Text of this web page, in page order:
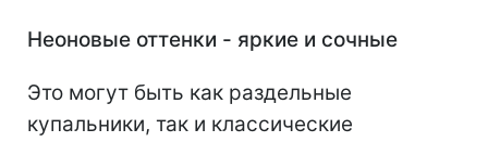
Неоновые оттенки - яркие и сочные
Это могут быть как раздельные
купальники, так и классические